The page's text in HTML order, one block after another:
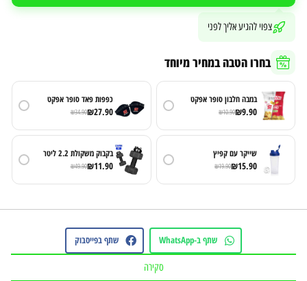
צפוי להגיע אליך לפני
בחרו הטבה במחיר מיוחד
במבה חלבון סופר אפקט
₪9.90
₪10.90
כפפות פאד סופר אפקט
₪27.90
₪34.90
שייקר עם קפיץ
₪15.90
₪19.90
בקבוק משקולת 2.2 ליטר
₪11.90
₪49.90
שתף ב-WhatsApp שתף בפייסבוק
סקירה